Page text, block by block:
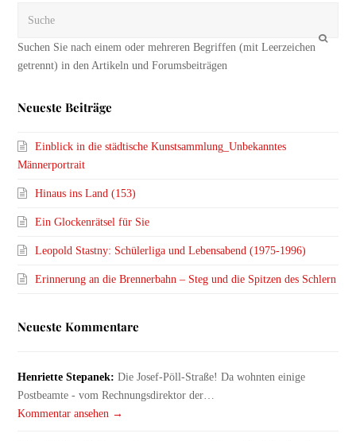
OK
Neueste Beiträge
Einblick in die städtische Kunstsammlung_Unbekanntes
Männerportrait
Hinaus ins Land (153)
Ein Glockenrätsel für Sie
Leopold Stastny: Schülerliga und Lebensabend (1975-1996)
Erinnerung an die Brennerbahn – Steg und die Spitzen des Schlern
Neueste Kommentare
Henriette Stepanek: Die Josef-Pöll-Straße! Da wohnten einige
Postbeamte - vom Rechnungsdirektor der…
Kommentar ansehen →